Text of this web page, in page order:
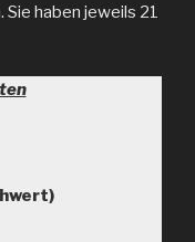
haben jeweils 21